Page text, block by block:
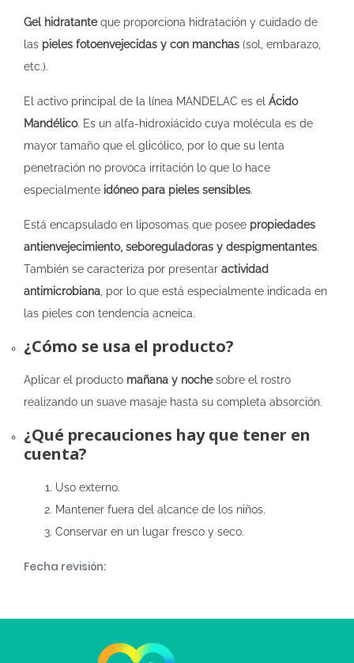
Gel hidratanteque proporciona hidratación y cuidado de
las pieles fotoenvejecidas y con manchas (sol, embarazo,
etc.).
El activo principal de la línea MANDELAC es el Ácido
Mandélico. Es un alfa-hidroxiácido cuya molécula es de
mayor tamaño que el glicólico, por lo que su lenta
penetración no provoca irritación lo que lo hace
especialmente idóneo para pieles sensibles.
Está encapsulado en liposomas que posee propiedades
antienvejecimiento, seboreguladoras y despigmentantes.
También se caracteriza por presentar actividad
antimicrobiana , por lo que está especialmente indicada en
las pieles con tendencia acneica.
¿Cómo se usa el producto?
Aplicar el producto mañana y nochesobre el rostro
realizando un suave masaje hasta su completa absorción.
¿Qué precauciones hay que tener en
cuenta?
Uso externo.
Mantener fuera del alcance de los niños.
Conservar en un lugar fresco y seco.
Fecha revisión: